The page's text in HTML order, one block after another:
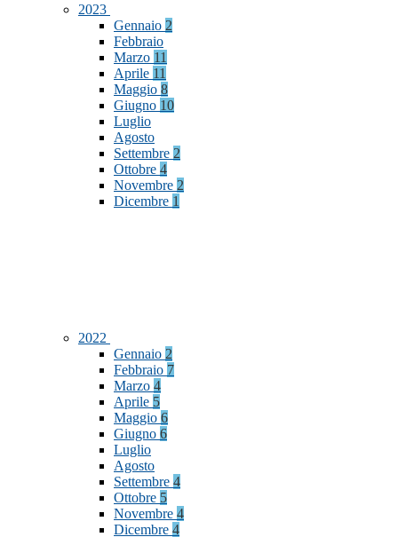
2023
Gennaio 2
Febbraio
Marzo 11
Aprile 11
Maggio 8
Giugno 10
Luglio
Agosto
Settembre 2
Ottobre 4
Novembre 2
Dicembre 1
2022
Gennaio 2
Febbraio 7
Marzo 4
Aprile 5
Maggio 6
Giugno 6
Luglio
Agosto
Settembre 4
Ottobre 5
Novembre 4
Dicembre 4